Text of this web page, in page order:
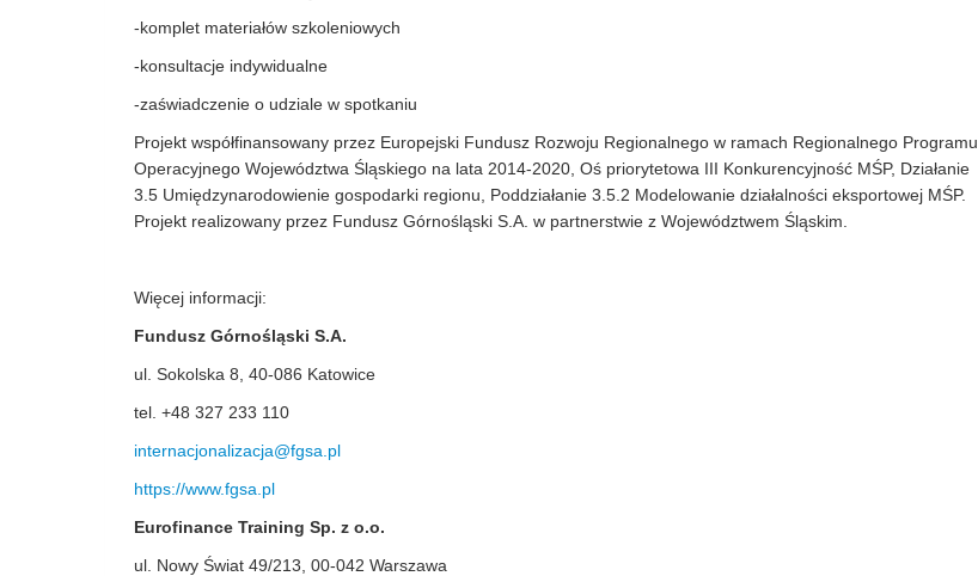
-komplet materiałów szkoleniowych
-konsultacje indywidualne
-zaświadczenie o udziale w spotkaniu
Projekt współfinansowany przez Europejski Fundusz Rozwoju Regionalnego w ramach Regionalnego Programu
Operacyjnego Województwa Śląskiego na lata 2014-2020, Oś priorytetowa III Konkurencyjność MŚP, Działanie
3.5 Umiędzynarodowienie gospodarki regionu, Poddziałanie 3.5.2 Modelowanie działalności eksportowej MŚP.
Projekt realizowany przez Fundusz Górnośląski S.A. w partnerstwie z Województwem Śląskim.
Więcej informacji:
Fundusz Górnośląski S.A.
ul. Sokolska 8, 40-086 Katowice
tel. +48 327 233 110
internacjonalizacja@fgsa.pl
https://www.fgsa.pl
Eurofinance Training Sp. z o.o.
ul. Nowy Świat 49/213, 00-042 Warszawa